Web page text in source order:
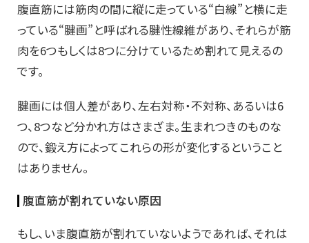
腹直筋には筋肉の間に縦に走っている“白線”と横に走
っている“腱画”と呼ばれる腱性線維があり、それらが筋
肉を6つもしくは8つに分けているため割れて見えるの
です。
腱画には個人差があり、左右対称・不対称、あるいは6
つ、8つなど分かれ方はさまざま。生まれつきのものな
ので、鍛え方によってこれらの形が変化するということ
はありません。
腹直筋が割れていない原因
もし、いま腹直筋が割れていないようであれば、それは